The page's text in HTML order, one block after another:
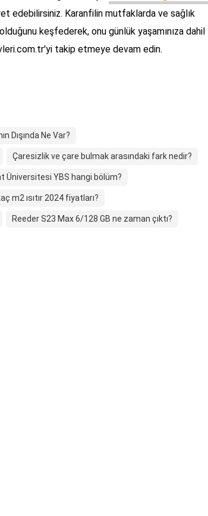
edebilirsiniz. Karanfilin mutfaklarda ve sağlık
keşfederek, onu günlük yaşamınıza dahil
takip etmeye devam edin.
Dışında Ne Var?
Çaresizlik ve çare bulmak arasındaki fark nedir?
Üniversitesi YBS hangi bölüm?
m2 ısıtır 2024 fiyatları?
Reeder S23 Max 6/128 GB ne zaman çıktı?